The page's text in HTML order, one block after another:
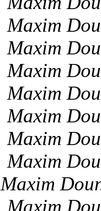
Maxim
Maxim
Maxim
Maxim
Maxim
Maxim
Maxim
Maxim
Maxim